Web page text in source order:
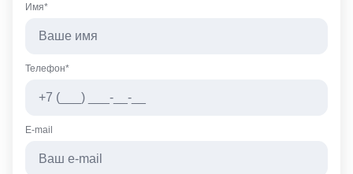
Имя*
Телефон*
E-mail